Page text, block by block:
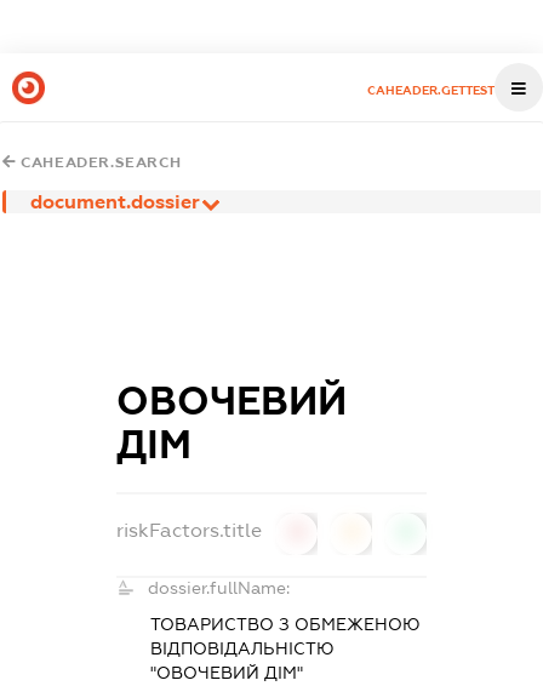
CAHEADER.GETTEST
CAHEADER.SEARCH
document.dossier
ОВОЧЕВИЙ
ДІМ
riskFactors.title
dossier.fullName:
ТОВАРИСТВО З ОБМЕЖЕНОЮ
ВІДПОВІДАЛЬНІСТЮ
"ОВОЧЕВИЙ ДІМ"